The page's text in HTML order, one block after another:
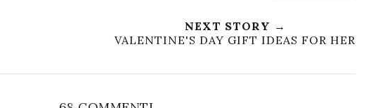
NEXT STORY →
VALENTINE'S DAY GIFT IDEAS FOR HER